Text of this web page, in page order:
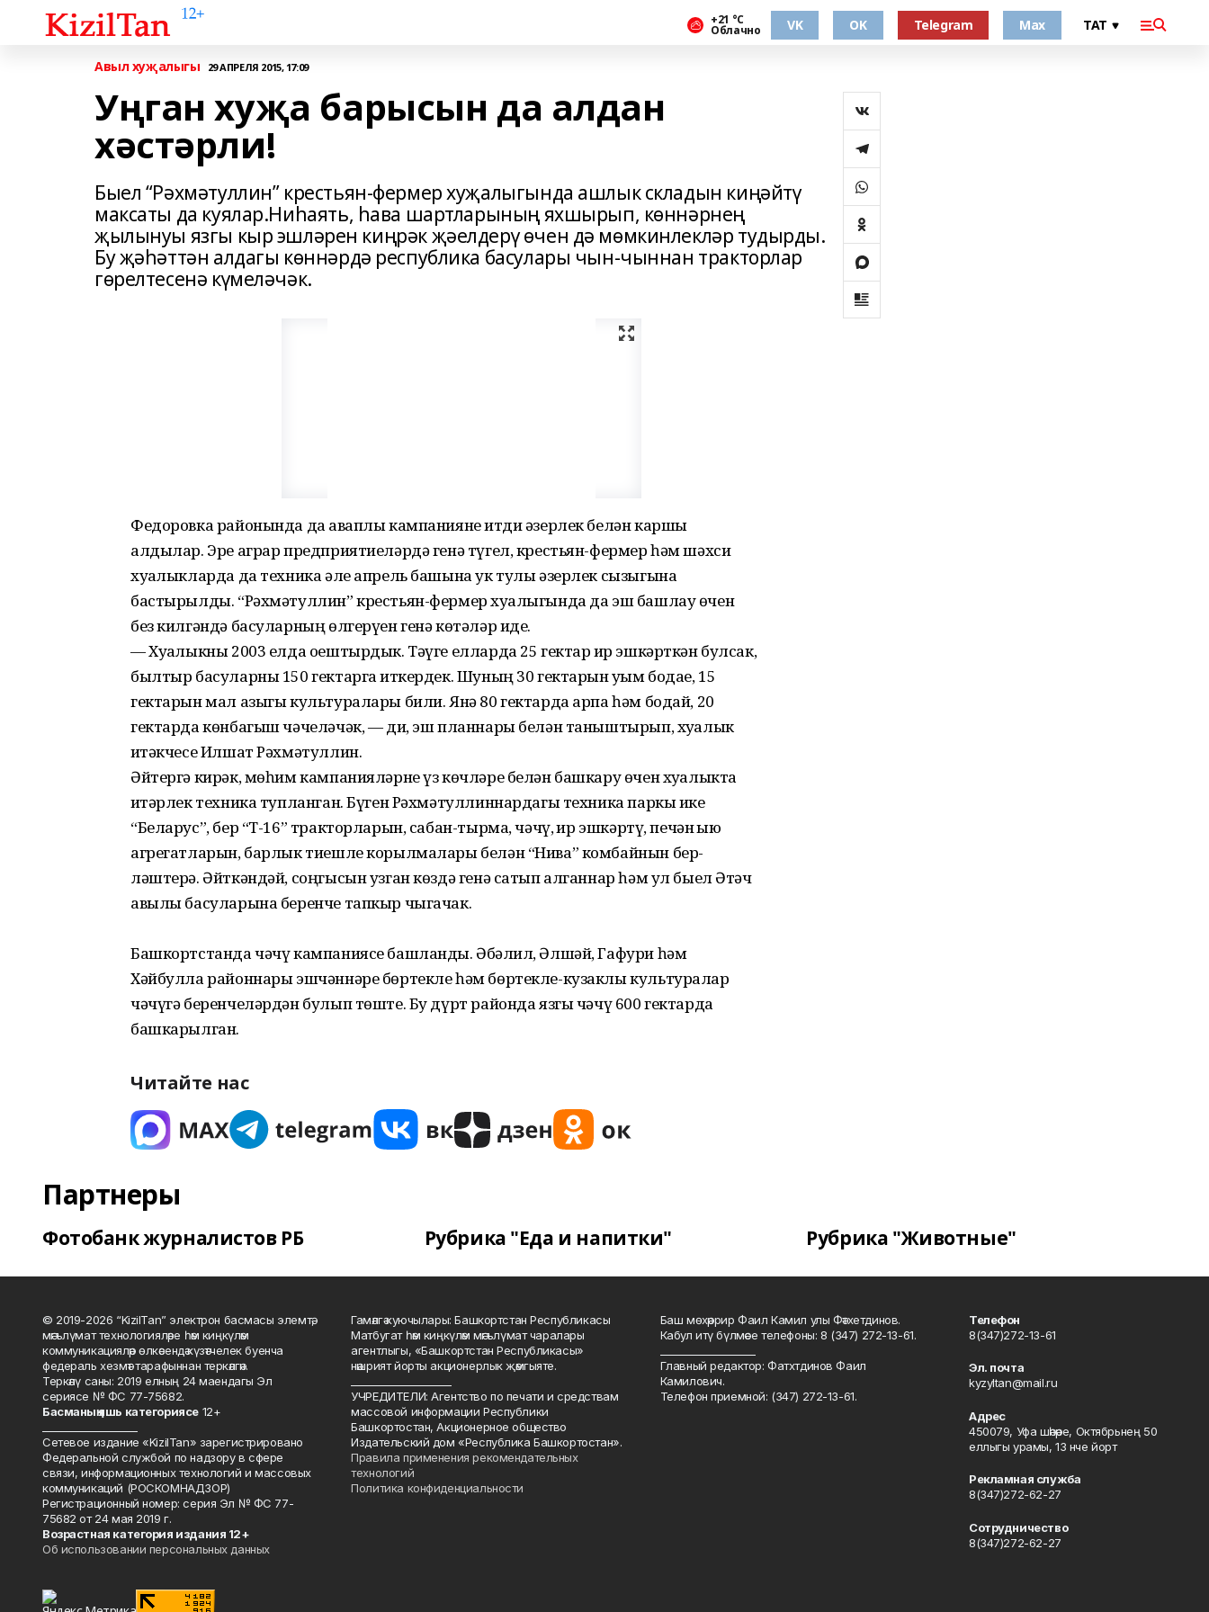
+21 °С
Облачно VK OK Telegram Max
Авыл хуҗалыгы 29 АПРЕЛЯ 2015, 17:09
Уңган хуҗа барысын да алдан
хәстәрли!
Быел “Рәхмәтуллин” крестьян-фермер хуҗалыгында ашлык складын киңәйтү
максаты да куялар.Ниһаять, һава шартларының яхшырып, көннәрнең
җылынуы язгы кыр эшләрен киңрәк җәелдерү өчен дә мөмкинлекләр тудырды.
Бу җәһәттән алдагы көннәрдә республика басулары чын-чыннан тракторлар
гөрелтесенә күмеләчәк.
Федоровка районында да җаваплы кампанияне җитди әзерлек белән каршы
алдылар. Эре аграр пред­прия­тиеләрдә генә түгел, крестьян-фермер һәм шәхси
хуҗа­лыкларда да техника әле апрель башына ук тулы әзерлек сызыгына
бастырылды. “Рәх­мәтуллин” крестьян-фермер хуҗалыгында да эш башлау өчен
без килгәндә басуларның өлгерүен генә көтәләр иде.
— Хуҗалыкны 2003 елда оештырдык. Тәүге елларда 25 гектар җир эшкәрткән булсак,
былтыр басуларны 150 гектарга җиткердек. Шуның 30 гектарын уҗым бодае, 15
гектарын мал азыгы культуралары били. Янә 80 гектарда арпа һәм бодай, 20
гектарда көнбагыш чәчеләчәк, — ди, эш планнары белән таныштырып, хуҗалык
җитәкчесе Илшат Рәхмәтуллин.
Әйтергә кирәк, мөһим кампанияләрне үз көчләре белән башкару өчен хуҗалыкта
җитәрлек техника тупланган. Бүген Рәхмәтуллиннардагы техника паркы ике
“Беларус”, бер “Т-16” тракторларын, сабан-тырма, чәчү, җир эшкәртү, печән җыю
агрегатларын, барлык тиешле корылмалары белән “Нива” комбайнын бер­
ләштерә. Әйткәндәй, соңгысын узган көздә генә сатып алганнар һәм ул быел Әтәч
авылы басуларына беренче тапкыр чыгачак.
Башкортстанда чәчү кампаниясе башланды. Әбҗәлил, Әлшәй, Гафури һәм
Хәйбулла районнары эшчәннәре бөртекле һәм бөртекле-кузаклы культуралар
чәчүгә беренчеләрдән булып төште. Бу дүрт районда язгы чәчү 600 гектарда
башкарылган.
Читайте нас
Партнеры
Фотобанк журналистов РБ Рубрика "Еда и напитки" Рубрика "Животные"
© 2019-2026 “KizilTan” электрон басмасы элемтә,
мәгълүмат технологияләре һәм киңкүләм
коммуникацияләр өлкәсендә күзәтчелек буенча
федераль хезмәт тарафыннан теркәлгән.
Теркәлү саны: 2019 елның 24 маендагы Эл
сериясе № ФС 77-75682.
Басманың яшь категориясе12+
Сетевое издание «KizilTan» зарегистрировано
Федеральной службой по надзору в сфере
связи, информационных технологий и массовых
коммуникаций (РОСКОМНАДЗОР)
Регистрационный номер: серия Эл № ФС 77-
75682 от 24 мая 2019 г.
Возрастная категория издания 12+
Об использовании персональных данных
Гамәлгә куючылары: Башкортстан Республикасы
Матбугат һәм киңкүләм мәгълүмат чаралары
агентлыгы, «Башкортстан Республикасы»
нәшрият йорты акционерлык җәмгыяте.
УЧРЕДИТЕЛИ: Агентство по печати и средствам
массовой информации Республики
Башкортостан, Акционерное общество
Издательский дом «Республика Башкортостан».
Правила применения рекомендательных
технологий
Политика конфиденциальности
Баш мөхәррир Фаил Камил улы Фәтхетдинов.
Кабул итү бүлмәсе телефоны: 8 (347) 272-13-61.
Главный редактор: Фатхтдинов Фаил
Камилович.
Телефон приемной: (347) 272-13-61.
Телефон
8(347)272-13-61
Эл. почта
kyzyltan@mail.ru
Адрес
450079, Уфа шәһәре, Октябрьнең 50
еллыгы урамы, 13 нче йорт
Рекламная служба
8(347)272-62-27
Сотрудничество
8(347)272-62-27